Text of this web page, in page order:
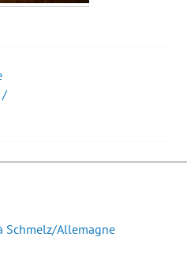
/
Schmelz/Allemagne